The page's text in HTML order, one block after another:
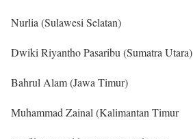
Nurlia (Sulawesi Selatan)
Dwiki Riyantho Pasaribu (Sumatra Utara)
Bahrul Alam (Jawa Timur)
Muhammad Zainal (Kalimantan Timur